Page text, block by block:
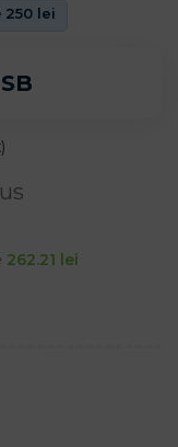
250 lei
262.21 lei